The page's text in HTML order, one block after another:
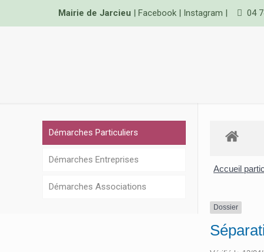
Mairie de Jarcieu | Facebook| Instagram | 04
Accueil
Dossier
Démarches Particuliers
Démarches Entreprises
Démarches Associations